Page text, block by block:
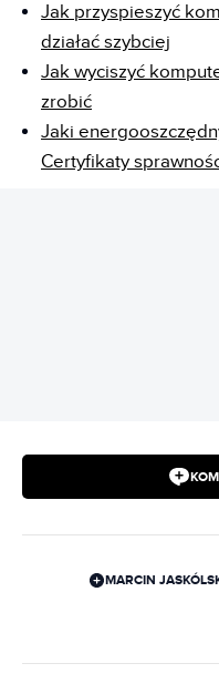
Jak przyspieszyć
działać szybciej
Jak wyciszyć
zrobić
Jaki
Certyfikaty
MARCIN